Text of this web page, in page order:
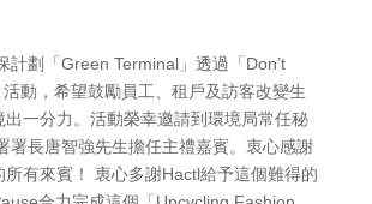
計劃「Green Terminal」透過「Don’t
動，希望鼓勵員工、租戶及訪客改變生
出一分力。活動榮幸邀請到環境局常任秘
署長唐智強先生擔任主禮嘉賓。衷心感謝
所有來賓！ 衷心多謝Hactl給予這個難得的